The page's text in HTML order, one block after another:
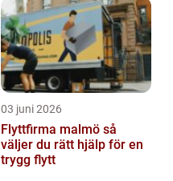
03 juni 2026
Flyttfirma malmö så
väljer du rätt hjälp för en
trygg flytt